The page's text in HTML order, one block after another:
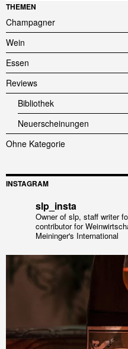
THEMEN
Champagner
Wein
Essen
Reviews
Bibliothek
Neuerscheinungen
Ohne Kategorie
INSTAGRAM
slp_insta
Owner of slp, staff writer
contributor for
Meininger's International